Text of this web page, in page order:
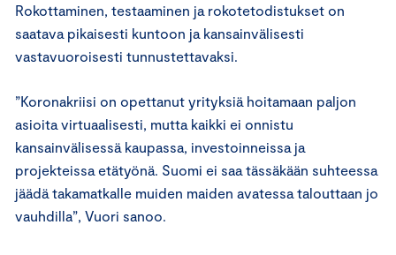
Rokottaminen, testaaminen ja rokotetodistukset on
saatava pikaisesti kuntoon ja kansainvälisesti
vastavuoroisesti tunnustettavaksi.
”Koronakriisi on opettanut yrityksiä hoitamaan paljon
asioita virtuaalisesti, mutta kaikki ei onnistu
kansainvälisessä kaupassa, investoinneissa ja
projekteissa etätyönä. Suomi ei saa tässäkään suhteessa
jäädä takamatkalle muiden maiden avatessa talouttaan jo
vauhdilla”, Vuori sanoo.